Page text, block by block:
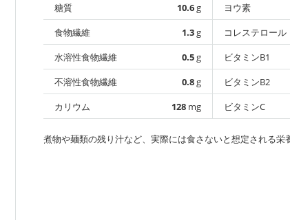
糖質
10.6g
食物繊維
1.3g
水溶性食物繊維
0.5g
不溶性食物繊維
0.8g
カリウム
128 mg
ヨウ素
コレステロール
ビタミンB1
ビタミンB2
ビタミンC
煮物や麺類の残り汁など、実際には食さないと想定される栄